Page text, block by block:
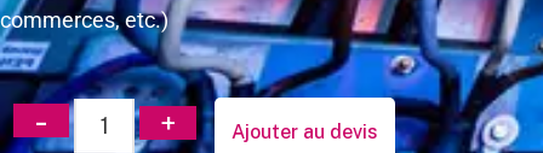
commerces, etc.)
Ajouter au devis